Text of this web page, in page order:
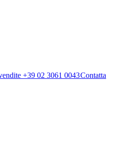
+39 02 3061 0043​​Contatta